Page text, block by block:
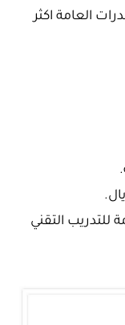
العامة اكثر
التقني